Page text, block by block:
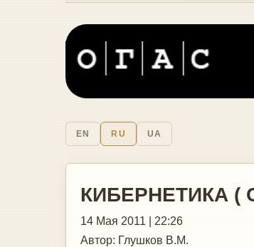
EN RU UA
КИБЕРНЕТИКА
14 Мая 2011 | 22:26
Автор: Глушков В.М.